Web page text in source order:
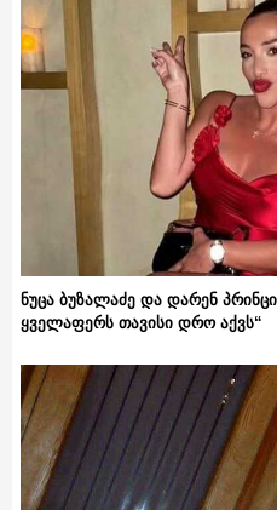
ნუცა ბუზალაძე და დარენ
ყველაფერს თავისი დრო აქვს“